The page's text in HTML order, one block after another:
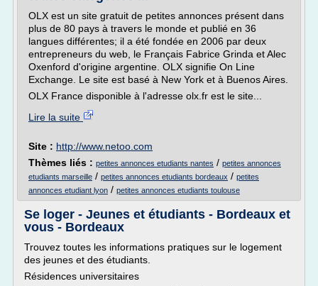
OLX est un site gratuit de petites annonces présent dans
plus de 80 pays à travers le monde et publié en 36
langues différentes; il a été fondée en 2006 par deux
entrepreneurs du web, le Français Fabrice Grinda et Alec
Oxenford d'origine argentine. OLX signifie On Line
Exchange. Le site est basé à New York et à Buenos Aires.
OLX France disponible à l'adresse olx.fr est le site...
Lire la suite
Site : http://www.netoo.com
Thèmes liés : petites annonces etudiants nantes / petites annonces
etudiants marseille / petites annonces etudiants bordeaux / petites
annonces etudiant lyon / petites annonces etudiants toulouse
Se loger - Jeunes et étudiants - Bordeaux et
vous - Bordeaux
Trouvez toutes les informations pratiques sur le logement
des jeunes et des étudiants.
Résidences universitaires